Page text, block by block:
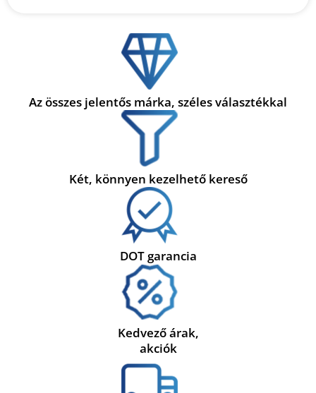
Az összes jelentős márka, széles választékkal
Két, könnyen kezelhető kereső
DOT garancia
Kedvező árak,
akciók